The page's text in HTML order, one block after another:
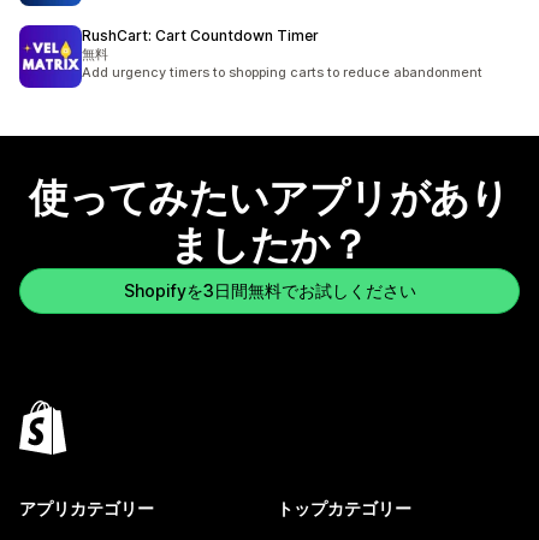
RushCart: Cart Countdown Timer
無料
Add urgency timers to shopping carts to reduce abandonment
使ってみたいアプリがあり
ましたか？
Shopifyを3日間無料でお試しください
アプリカテゴリー トップカテゴリー